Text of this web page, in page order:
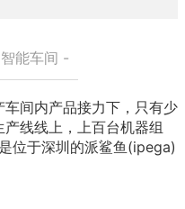
能车间 -
间内产品接力下，只有少
线线上，上百台机器组
位于深圳的派鲨鱼(ipega)